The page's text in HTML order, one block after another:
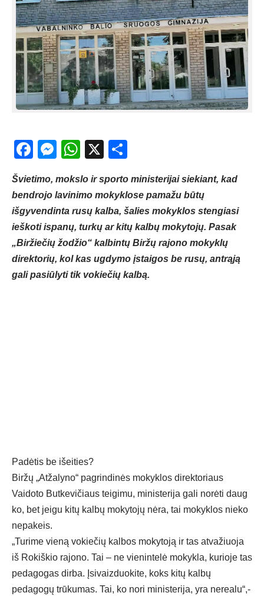
Facebook
Messenger
WhatsApp
X
Švietimo, mokslo ir sporto ministerijai siekiant, kad
bendrojo lavinimo mokyklose pamažu būtų
išgyvendinta rusų kalba, šalies mokyklos stengiasi
ieškoti ispanų, turkų ar kitų kalbų mokytojų. Pasak
„Biržiečių žodžio“ kalbintų Biržų rajono mokyklų
direktorių, kol kas ugdymo įstaigos be rusų, antrąją
gali pasiūlyti tik vokiečių kalbą.
Padėtis be išeities?
Biržų „Atžalyno“ pagrindinės mokyklos direktoriaus
Vaidoto Butkevičiaus teigimu, ministerija gali norėti daug
ko, bet jeigu kitų kalbų mokytojų nėra, tai mokyklos nieko
nepakeis.
„Turime vieną vokiečių kalbos mokytoją ir tas atvažiuoja
iš Rokiškio rajono. Tai – ne vienintelė mokykla, kurioje tas
pedagogas dirba. Įsivaizduokite, koks kitų kalbų
pedagogų trūkumas. Tai, ko nori ministerija, yra nerealu“,-